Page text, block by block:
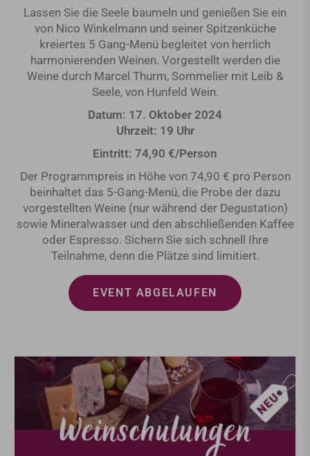
Lassen Sie die Seele baumeln und genießen Sie ein
von Nico Winkelmann und seiner Spitzenküche
kreiertes 5 Gang-Menü begleitet von herrlich
harmonierenden Weinen. Vorgestellt werden die
Weine durch Marcel Thurm, Sommelier mit Leib &
Seele, von Hunfeld Wein.
Datum: 17. Oktober 2024
Uhrzeit: 19 Uhr
Eintritt: 74,90 €/Person
Der Programmpreis in Höhe von 74,90 € pro Person
beinhaltet das 5-Gang-Menü, die Probe der dazu
vorgestellten Weine (nur während der Degustation)
sowie Mineralwasser und den abschließenden Kaffee
oder Espresso. Sichern Sie sich schnell Ihre
Teilnahme, denn die Plätze sind limitiert.
EVENT ABGELAUFEN